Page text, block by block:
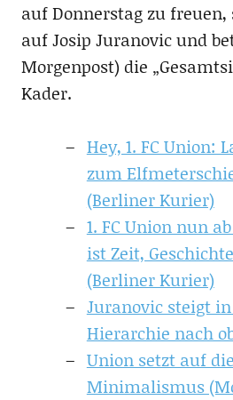
auf Donnerstag zu
auf Josip Juranovic und
Morgenpost) die
Kader.
Hey, 1. FC Union:
zum
(Berliner Kurier)
1. FC Union nun
ist Zeit,
(Berliner Kurier)
Juranovic steigt
Hierarchie nach
Union setzt auf
Minimalismus